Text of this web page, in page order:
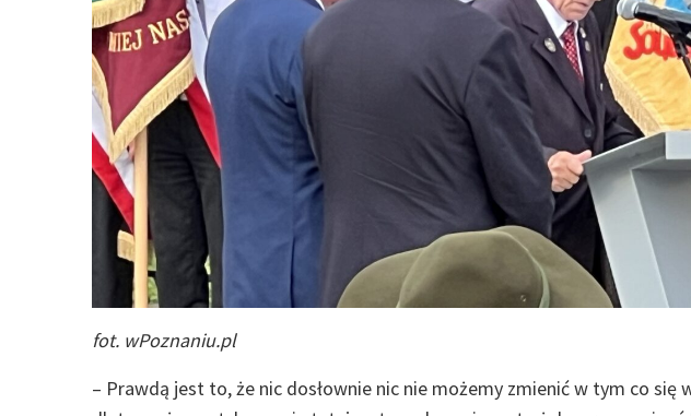
fot. wPoznaniu.pl
– Prawdą jest to, że nic dosłownie nic nie możemy zmienić w tym co się